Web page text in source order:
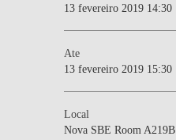
13 fevereiro 2019 14:30
Ate
13 fevereiro 2019 15:30
Local
Nova SBE Room A219B